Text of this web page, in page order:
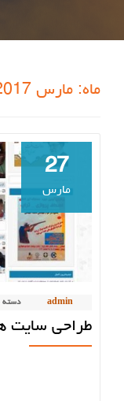
ماه: مارس 2017
27
مارس
admin دسته
طراحی سایت